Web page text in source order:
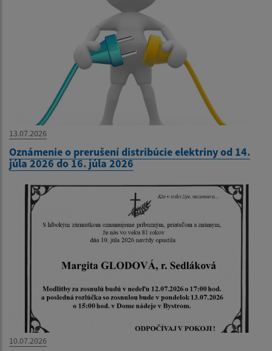
13.07.2026
Oznámenie o prerušení distribúcie elektriny od 14.
júla 2026 do 16. júla 2026
10.07.2026